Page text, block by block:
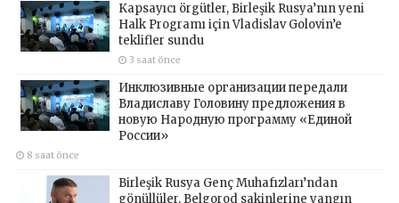
Kapsayıcı örgütler, Birleşik Rusya’nın yeni
Halk Programı için Vladislav Golovin’e
teklifler sundu
3 saat önce
Инклюзивные организации передали
Владиславу Головину предложения в
новую Народную программу «Единой
России»
8 saat önce
Birleşik Rusya Genç Muhafızları’ndan
gönüllüler, Belgorod sakinlerine yangın